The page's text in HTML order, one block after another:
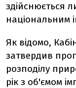
здійснюється
національним
Як відомо,
затвердив
розподілу
рік з об'ємом